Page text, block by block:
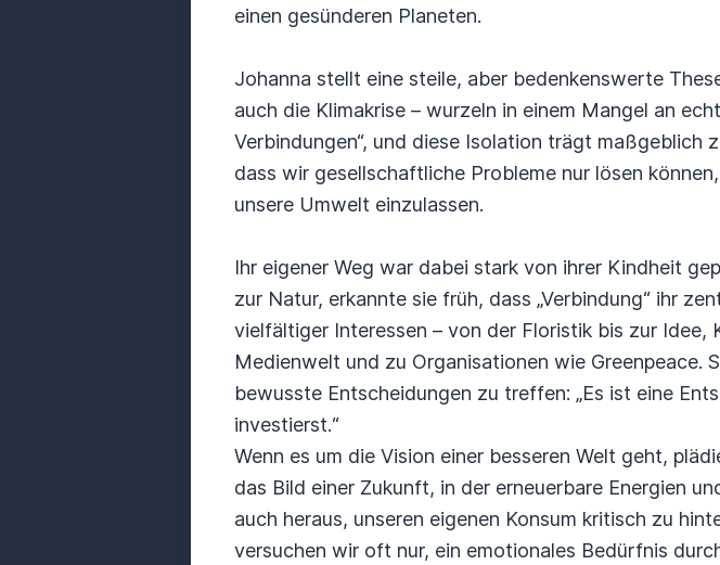
einen gesünderen Planeten.
Johanna stellt eine steile, aber bedenkenswerte
auch die Klimakrise – wurzeln in einem Mangel an
Verbindungen“, und diese Isolation trägt maßgeblich
dass wir gesellschaftliche Probleme nur lösen
unsere Umwelt einzulassen.
Ihr eigener Weg war dabei stark von ihrer Kindheit
zur Natur, erkannte sie früh, dass „Verbindung“ ihr
vielfältiger Interessen – von der Floristik bis zur
Medienwelt und zu Organisationen wie
bewusste Entscheidungen zu treffen: „Es ist eine
investierst.“
Wenn es um die Vision einer besseren Welt geht,
das Bild einer Zukunft, in der erneuerbare Energien
auch heraus, unseren eigenen Konsum kritisch zu
versuchen wir oft nur, ein emotionales Bedürfnis